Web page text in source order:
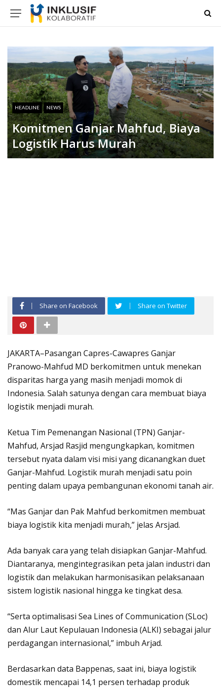
HEADLINE NEWS
Komitmen Ganjar Mahfud, Biaya
Logistik Harus Murah
Share on Facebook Share on Twitter
JAKARTA–Pasangan Capres-Cawapres Ganjar
Pranowo-Mahfud MD berkomitmen untuk menekan
disparitas harga yang masih menjadi momok di
Indonesia. Salah satunya dengan cara membuat biaya
logistik menjadi murah.
Ketua Tim Pemenangan Nasional (TPN) Ganjar-
Mahfud, Arsjad Rasjid mengungkapkan, komitmen
tersebut nyata dalam visi misi yang dicanangkan duet
Ganjar-Mahfud. Logistik murah menjadi satu poin
penting dalam upaya pembangunan ekonomi tanah air.
“Mas Ganjar dan Pak Mahfud berkomitmen membuat
biaya logistik kita menjadi murah,” jelas Arsjad.
Ada banyak cara yang telah disiapkan Ganjar-Mahfud.
Diantaranya, mengintegrasikan peta jalan industri dan
logistik dan melakukan harmonisasikan pelaksanaan
sistem logistik nasional hingga ke tingkat desa.
“Serta optimalisasi Sea Lines of Communication (SLoc)
dan Alur Laut Kepulauan Indonesia (ALKI) sebagai jalur
perdagangan internasional,” imbuh Arjad.
Berdasarkan data Bappenas, saat ini, biaya logistik
domestik mencapai 14,1 persen terhadap produk